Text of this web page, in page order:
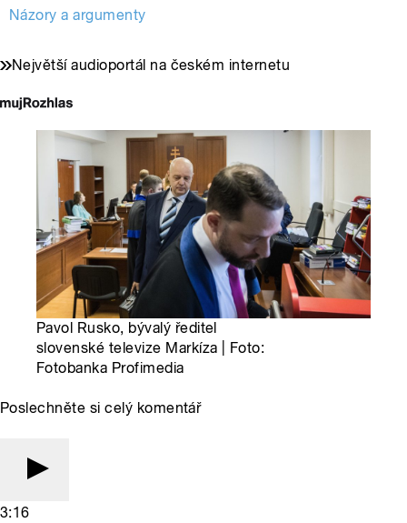
Názory a argumenty
Největší audioportál na českém internetu
Pavol Rusko, bývalý ředitel
slovenské televize Markíza | Foto:
Fotobanka Profimedia
Poslechněte si celý komentář
3:16